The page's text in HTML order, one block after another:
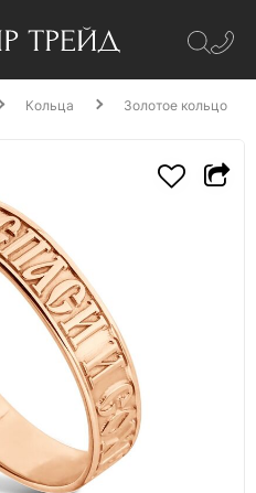
Кольца Золотое кольцо